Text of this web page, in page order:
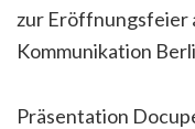
zur Eröffnungsfeier
Kommunikation
Präsentation